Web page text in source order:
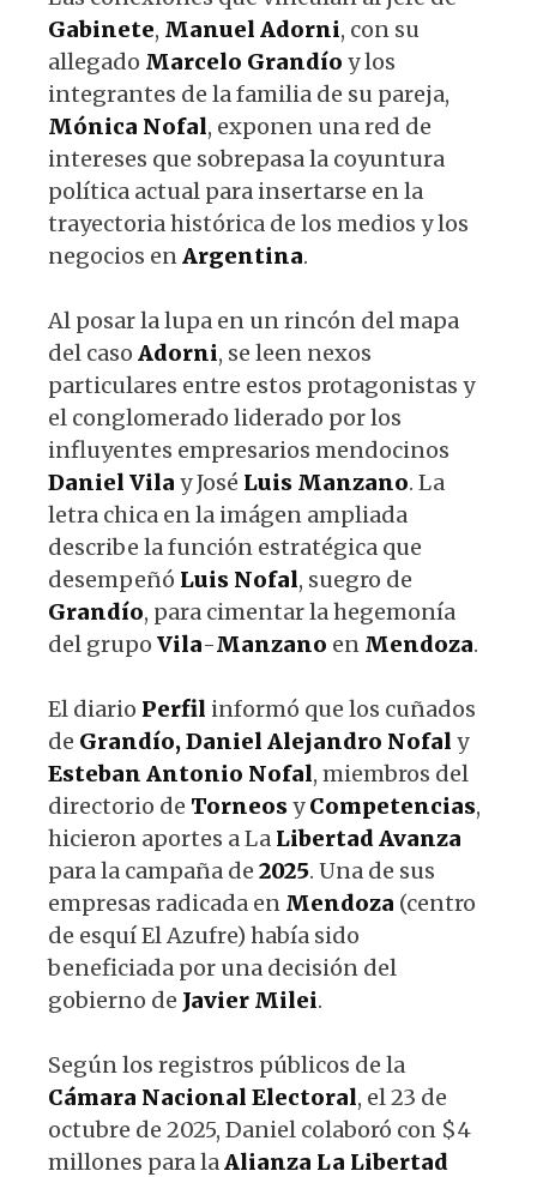
Gabinete, Manuel Adorni, con su
allegado Marcelo Grandío y los
integrantes de la familia de su pareja,
Mónica Nofal, exponen una red de
intereses que sobrepasa la coyuntura
política actual para insertarse en la
trayectoria histórica de los medios y los
negocios enArgentina.
Al posar la lupa en un rincón del mapa
del caso Adorni, se leen nexos
particulares entre estos protagonistas y
el conglomerado liderado por los
influyentes empresarios mendocinos
Daniel Vila y José Luis Manzano. La
letra chica en la imágen ampliada
describe la función estratégica que
desempeñó Luis Nofal, suegro de
Grandío, para cimentar la hegemonía
del grupo Vila-Manzano en Mendoza.
El diario Perfil informó que los cuñados
de Grandío,Daniel Alejandro Nofal y
Esteban Antonio Nofal, miembros del
directorio de TorneosyCompetencias,
hicieron aportes a La LibertadAvanza
para la campaña de 2025. Una de sus
empresas radicada en Mendoza (centro
de esquí El Azufre) había sido
beneficiada por una decisión del
gobierno de Javier Milei.
Según los registros públicos de la
Cámara Nacional Electoral, el 23 de
octubre de 2025, Daniel colaboró con $4
millones para laAlianza La Libertad